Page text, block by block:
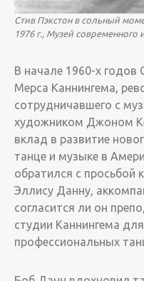
Стив Пэкстон в сольный
1976 г., Музей современного
В начале 1960-х годов
Мерса Каннингема,
сотрудничавшего с
художником Джоном
вклад в развитие
танце и музыке в
обратился с просьбой
Эллису Данну,
согласится ли он
студии Каннингема
профессиональных